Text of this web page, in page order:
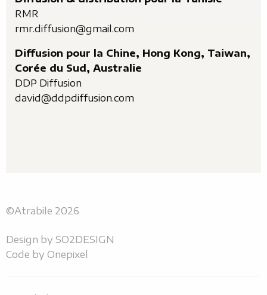
RMR
rmr.diffusion@gmail.com
Diffusion pour la Chine, Hong Kong, Taiwan,
Corée du Sud, Australie
DDP Diffusion
david@ddpdiffusion.com
©Atrabile 2026
Design by SO2DESIGN
Code by Onepixel